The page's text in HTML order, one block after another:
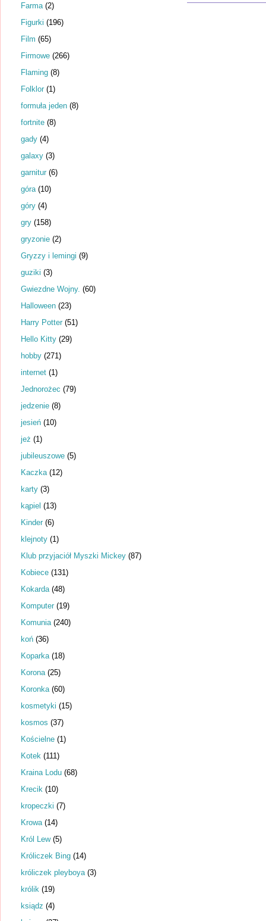
Farma (2)
Figurki (196)
Film (65)
Firmowe (266)
Flaming (8)
Folklor (1)
formuła jeden (8)
fortnite (8)
gady (4)
galaxy (3)
garnitur (6)
góra (10)
góry (4)
gry (158)
gryzonie (2)
Gryzzy i lemingi (9)
guziki (3)
Gwiezdne Wojny. (60)
Halloween (23)
Harry Potter (51)
Hello Kitty (29)
hobby (271)
internet (1)
Jednorożec (79)
jedzenie (8)
jesień (10)
jeż (1)
jubileuszowe (5)
Kaczka (12)
karty (3)
kąpiel (13)
Kinder (6)
klejnoty (1)
Klub przyjaciół Myszki Mickey (87)
Kobiece (131)
Kokarda (48)
Komputer (19)
Komunia (240)
koń (36)
Koparka (18)
Korona (25)
Koronka (60)
kosmetyki (15)
kosmos (37)
Kościelne (1)
Kotek (111)
Kraina Lodu (68)
Krecik (10)
kropeczki (7)
Krowa (14)
Król Lew (5)
Króliczek Bing (14)
króliczek pleyboya (3)
królik (19)
ksiądz (4)